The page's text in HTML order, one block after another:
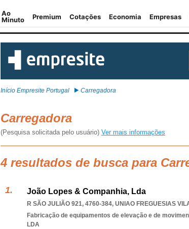
Início Empresite Portugal Carregadora
Carregadora
(Pesquisa solicitada pelo usuário) Ver mais informações
4 resultados de busca para
João Lopes & Companhia, Lda
R SÃO JULIÃO 921, 4760-384, UNIAO FREGUESIAS
Fabricação de equipamentos de elevação e de
LDA